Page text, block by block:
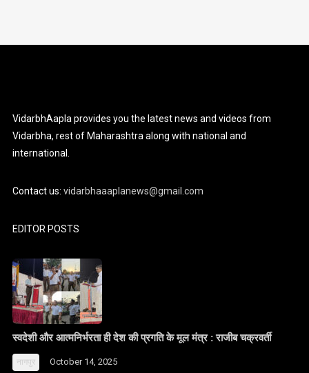
VidarbhAapla provides you the latest news and videos from
Vidarbha, rest of Maharashtra along with national and
international.
Contact us:vidarbhaaaplanews@gmail.com
EDITOR POSTS
स्वदेशी और आत्मनिर्भरता ही देश की प्रगति के मूल मंत्र : राजीब चक्रवर्ती
नागपुर October 14, 2025